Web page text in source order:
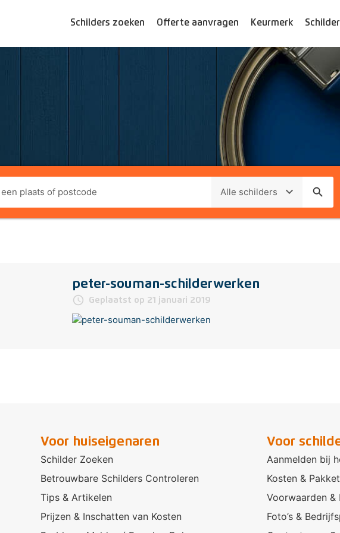
Schilders zoeken Offerte aanvragen Keurmerk
search
peter-souman-schilderwerken
access_time Geplaatst op 21 januari 2019
Voor huiseigenaren
Schilder Zoeken
Betrouwbare Schilders Controleren
Tips & Artikelen
Prijzen & Inschatten van Kosten
Voor
Aanmelden bij
Kosten &
Voorwaarden &
Foto’s &